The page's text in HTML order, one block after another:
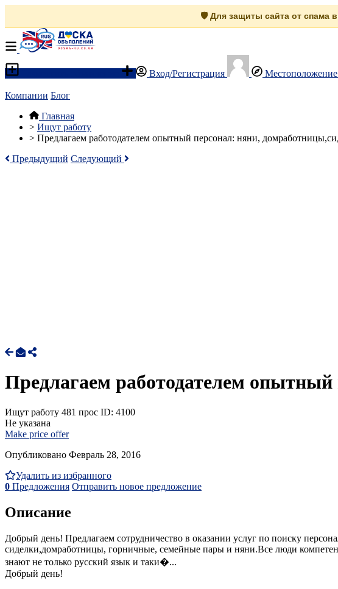
🛡️ Для защиты сайта от спама
Вход/Регистрация Местоположение
Компании Блог
Главная
> Ищут работу
> Предлагаем работодателем опытный персонал: няни,
Предыдущий Следующий
Предлагаем работодателем
Ищут работу 481 прос ID: 4100
Не указана
Make price offer
Опубликовано Февраль 28, 2016
Удалить из избранного
0 Предложения Отправить новое предложение
Описание
Добрый день! Предлагаем сотрудничество в оказании услуг по поиску
сиделки,домработницы, горничные, семейные пары и няни.Все люди
знают не только русский язык и таки�...
Добрый день!